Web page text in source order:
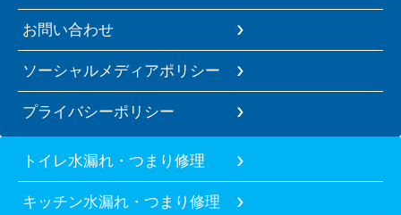
お問い合わせ
ソーシャルメディアポリシー
プライバシーポリシー
トイレ水漏れ・つまり修理
キッチン水漏れ・つまり修理